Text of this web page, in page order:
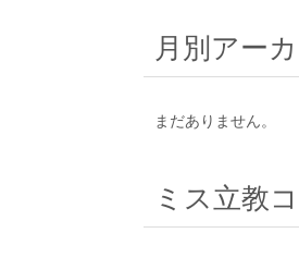
月別アー
まだありません。
ミス立教